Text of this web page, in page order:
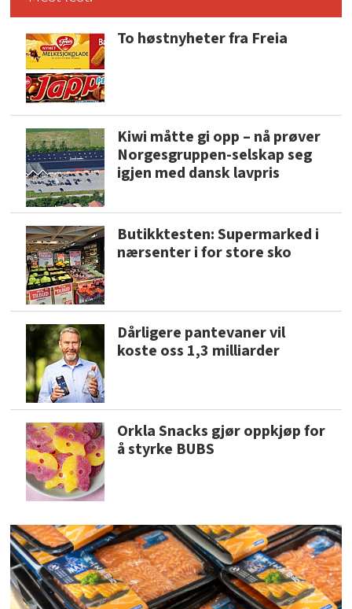
To høstnyheter fra Freia
Kiwi måtte gi opp – nå prøver
Norgesgruppen-selskap seg
igjen med dansk lavpris
Butikktesten: Supermarked i
nærsenter i for store sko
Dårligere pantevaner vil
koste oss 1,3 milliarder
Orkla Snacks gjør oppkjøp for
å styrke BUBS